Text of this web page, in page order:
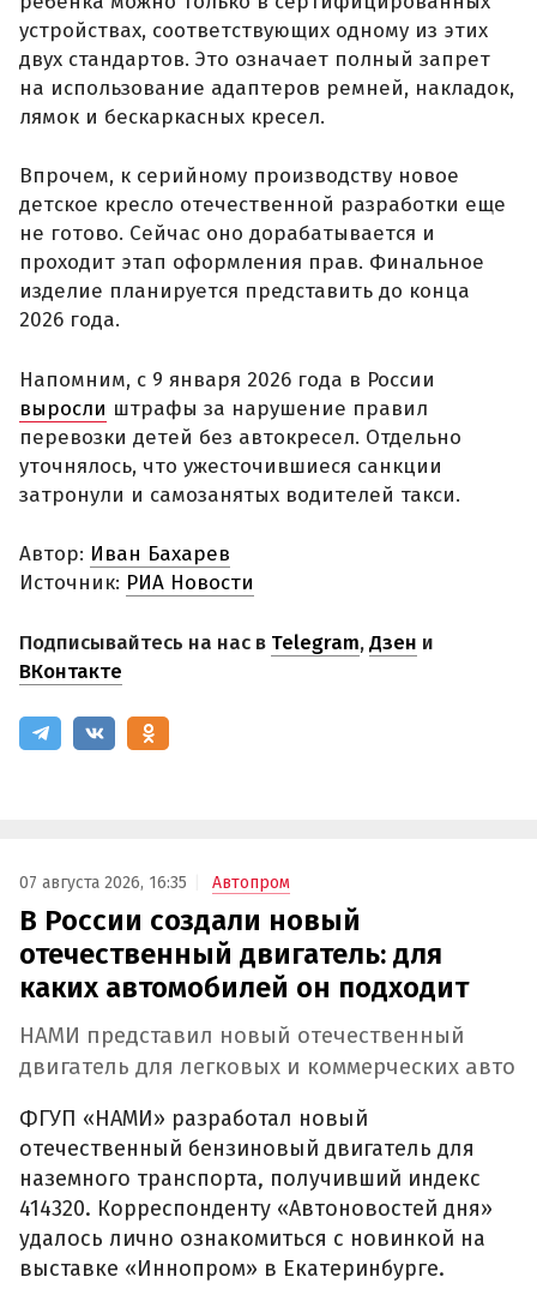
устройствах, соответствующих одному из этих
двух стандартов. Это означает полный запрет
на использование адаптеров ремней, накладок,
лямок и бескаркасных кресел.
Впрочем, к серийному производству новое
детское кресло отечественной разработки еще
не готово. Сейчас оно дорабатывается и
проходит этап оформления прав. Финальное
изделие планируется представить до конца
2026 года.
Напомним, с 9 января 2026 года в России
выросли штрафы за нарушение правил
перевозки детей без автокресел. Отдельно
уточнялось, что ужесточившиеся санкции
затронули и самозанятых водителей такси.
Автор: Иван Бахарев
Источник: РИА Новости
Подписывайтесь на нас в Telegram,Дзен и
ВКонтакте
07 августа 2026, 16:35 Автопром
В России создали новый
отечественный двигатель: для
каких автомобилей он подходит
НАМИ представил новый отечественный
двигатель для легковых и коммерческих авто
ФГУП «НАМИ» разработал новый
отечественный бензиновый двигатель для
наземного транспорта, получивший индекс
414320. Корреспонденту «Автоновостей дня»
удалось лично ознакомиться с новинкой на
выставке «Иннопром» в Екатеринбурге.